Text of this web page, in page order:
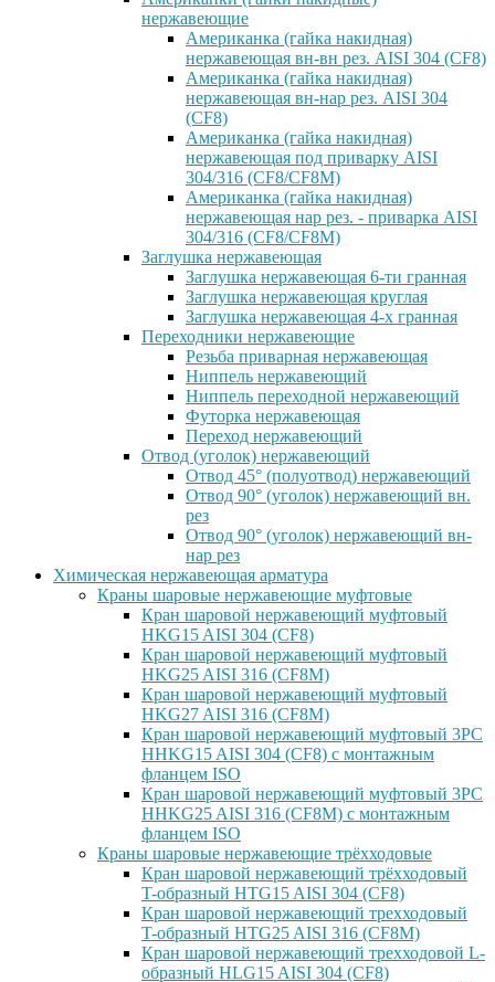
нержавеющие
Американка (гайка накидная)
нержавеющая вн-вн рез. AISI 304 (CF8)
Американка (гайка накидная)
нержавеющая вн-нар рез. AISI 304
(CF8)
Американка (гайка накидная)
нержавеющая под приварку AISI
304/316 (CF8/CF8M)
Американка (гайка накидная)
нержавеющая нар рез. - приварка AISI
304/316 (CF8/CF8M)
Заглушка нержавеющая
Заглушка нержавеющая 6-ти гранная
Заглушка нержавеющая круглая
Заглушка нержавеющая 4-х гранная
Переходники нержавеющие
Резьба приварная нержавеющая
Ниппель нержавеющий
Ниппель переходной нержавеющий
Футорка нержавеющая
Переход нержавеющий
Отвод (уголок) нержавеющий
Отвод 45° (полуотвод) нержавеющий
Отвод 90° (уголок) нержавеющий вн.
рез
Отвод 90° (уголок) нержавеющий вн-
нар рез
Химическая нержавеющая арматура
Краны шаровые нержавеющие муфтовые
Кран шаровой нержавеющий муфтовый
HKG15 AISI 304 (CF8)
Кран шаровой нержавеющий муфтовый
HKG25 AISI 316 (CF8M)
Кран шаровой нержавеющий муфтовый
HKG27 AISI 316 (CF8M)
Кран шаровой нержавеющий муфтовый 3PC
HHKG15 AISI 304 (CF8) с монтажным
фланцем ISO
Кран шаровой нержавеющий муфтовый 3PC
HHKG25 AISI 316 (CF8M) с монтажным
фланцем ISO
Краны шаровые нержавеющие трёхходовые
Кран шаровой нержавеющий трёхходовый
T-образный HTG15 AISI 304 (CF8)
Кран шаровой нержавеющий трехходовый
T-образный HTG25 AISI 316 (CF8M)
Кран шаровой нержавеющий трехходовой L-
образный HLG15 AISI 304 (CF8)